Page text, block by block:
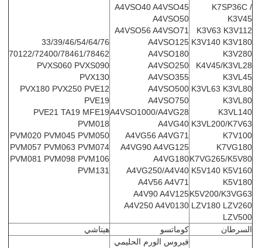
K7SP36C /
K3V45
K3V63 K3V112
K3V140 K3V180
K3V280
K4V45/K3VL28
K3VL45
K3VL63 K3VL80
K3VL80
K3VL140
K3VL200/K7V63
K7V100
K7VG180
K7VG265/K5V80
K5V140 K5V160
K5V180
K5V200/K3VG63
LZV180 LZV260
LZV500
A4VSO40 A4VSO45
A4VSO50
A4VSO56 A4VSO71
A4VSO125
A4VSO180
A4VSO250
A4VSO355
A4VSO500
A4VSO750
A4VSO1000/A4VG28
A4VG40
A4VG56 A4VG71
A4VG90 A4VG125
A4VG180
A4VG250/A4V40
A4V56 A4V71
A4V90 A4V125
A4V250 A4V0130
33/39/46/54/64/76
70122/72400/78461/78462
PVXS060 PVXS090
PVX130
PVX180 PVX250 PVE12
PVE19
PVE21 TA19 MFE19
PVM018
PVM020 PVM045 PVM050
PVM057 PVM063 PVM074
PVM081 PVM098 PVM106
PVM131
السرطان كوماتسو هيتاشي
فيروس الورم الحليمي